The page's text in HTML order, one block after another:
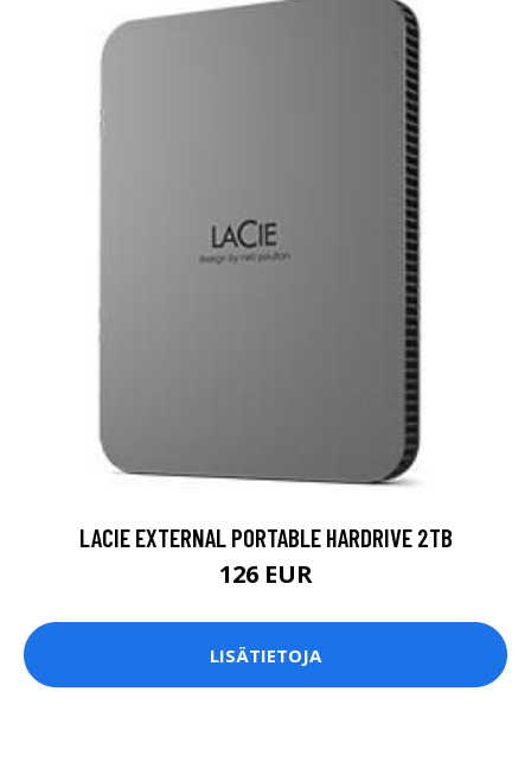
LACIE EXTERNAL PORTABLE HARDRIVE 2TB
126 EUR
LISÄTIETOJA